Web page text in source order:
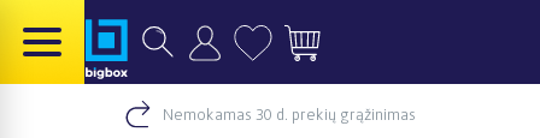
Nemokamas 30 d. prekių grąžinimas